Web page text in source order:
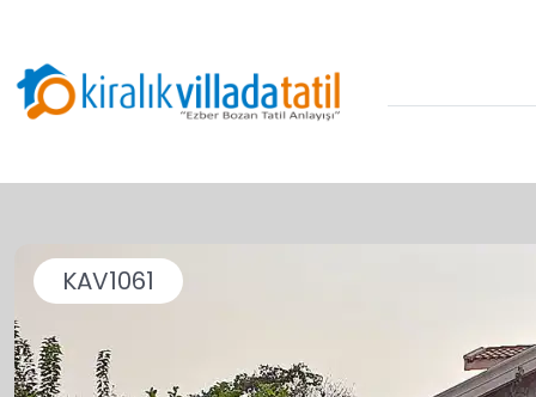
KAV1061